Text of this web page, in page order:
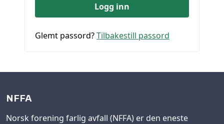
Logg inn
Glemt passord?Tilbakestill passord
NFFA
Norsk forening farlig avfall (NFFA) er den eneste